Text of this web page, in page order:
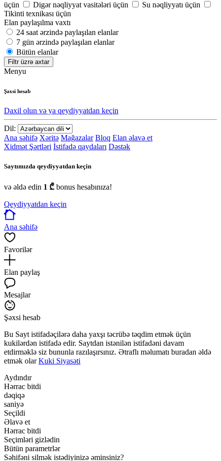
üçün
Digər nəqliyyat vasitələri üçün
Su nəqliyyatı üçün
Tikinti texnikası üçün
Elan paylaşılma vaxtı
24 saat ərzində paylaşılan elanlar
7 gün ərzində paylaşılan elanlar
Bütün elanlar
Filtr üzrə axtar
Menyu
Şəxsi hesab
Daxil olun və ya qeydiyyatdan keçin
Dil:
Ana səhifə Xəritə Mağazalar Bloq Elan əlavə et
Xidmət Şərtləri İstifadə qaydaları Dəstək
Saytımızda qeydiyyatdan keçin
və əldə edin 1 ₾ bonus hesabınıza!
Qeydiyyatdan keçin
Ana səhifə
Favorilər
Elan paylaş
Mesajlar
Şəxsi hesab
Bu Sayt istifadəçilərə daha yaxşı təcrübə təqdim etmək üçün
kukilərdən istifadə edir. Saytdan istənilən istifadəni davam
etdirməklə siz bununla razılaşırsınız. Ətraflı məlumatı buradan əldə
etmək olarKuki Siyasəti
Aydındır
Hərrac bitdi
dəqiqə
saniyə
Seçildi
Əlavə et
Hərrac bitdi
Seçimləri gizlədin
Bütün parametrlər
Səhifəni silmək istədiyinizə əminsiniz?